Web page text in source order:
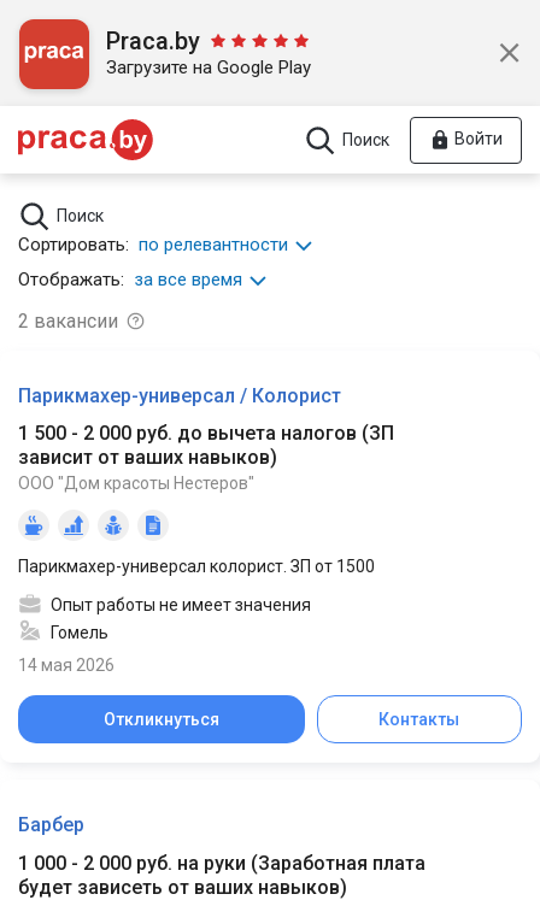
Praca.by
Загрузите на Google Play
Поиск Войти
Поиск
Сортировать: по релевантности
Отображать: за все время
2 вакансии
Парикмахер-универсал / Колорист
1 500 - 2 000 руб. до вычета налогов (ЗП
зависит от ваших навыков)
ООО "Дом красоты Нестеров"
Парикмахер-универсал колорист. ЗП от 1500
Опыт работы не имеет значения
Гомель
14 мая 2026
Откликнуться Контакты
Барбер
1 000 - 2 000 руб. на руки (Заработная плата
будет зависеть от ваших навыков)